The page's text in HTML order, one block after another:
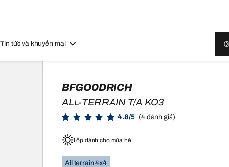
Tin tức và khuyến mại
BFGOODRICH
ALL-TERRAIN T/A KO3
4.8/5 (4 đánh giá)
Lốp dành cho mùa hè
All terrain 4x4